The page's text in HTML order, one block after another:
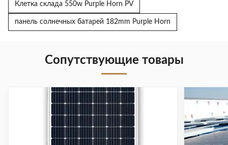
Клетка склада 550w Purple Horn PV
панель солнечных батарей 182mm Purple Horn
Сопутствующие товары